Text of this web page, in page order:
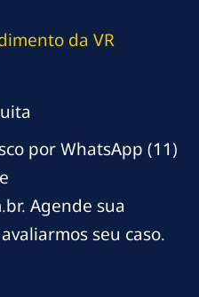
da VR
por WhatsApp (11)
Agende sua
seu caso.